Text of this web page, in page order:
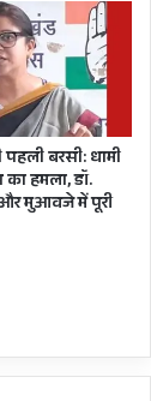
बरसी: धामी
का हमला, डॉ.
और मुआवजे में पूरी